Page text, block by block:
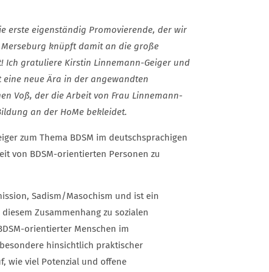
erste eigenständig Promovierende, der wir
Merseburg knüpft damit an die große
Ich gratuliere Kirstin Linnemann-Geiger und
neue Ära in der angewandten
Voß, der die Arbeit von Frau Linnemann-
an der HoMe bekleidet.
zum Thema BDSM im deutschsprachigen
von BDSM-orientierten Personen zu
Sadism/Masochism und ist ein
Zusammenhang zu sozialen
orientierter Menschen im
hinsichtlich praktischer
wie viel Potenzial und offene